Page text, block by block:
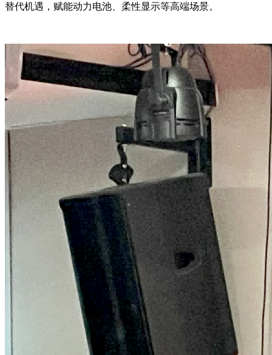
替代机遇，赋能动力电池、柔性显示等高端场景。